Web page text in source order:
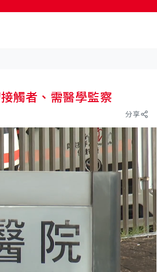
觸者、需醫學監察
分享